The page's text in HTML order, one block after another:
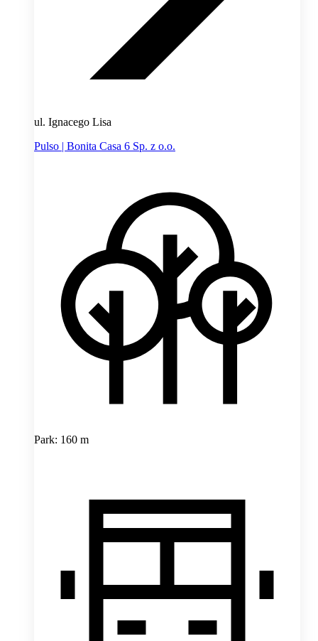
ul. Ignacego Lisa
Pulso | Bonita Casa 6 Sp. z o.o.
Park: 160 m